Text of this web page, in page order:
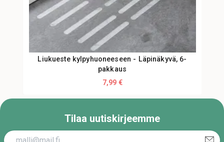
Liukueste kylpyhuoneeseen - Läpinäkyvä, 6-
pakkaus
7,99 €
Tilaa uutiskirjeemme